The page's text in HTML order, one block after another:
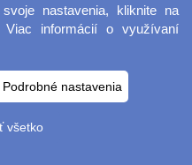
Šnúrka na kľúče s
prackou
nastavenia, kliknite na
Viac informácií o využívaní
Podrobné nastavenia
všetko